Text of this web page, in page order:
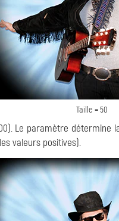
Taille = 50
Le paramètre
valeurs positives).